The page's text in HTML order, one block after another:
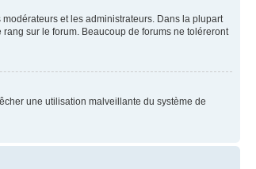
et les administrateurs. Dans la plupart
sur le forum. Beaucoup de forums ne toléreront
une utilisation malveillante du système de